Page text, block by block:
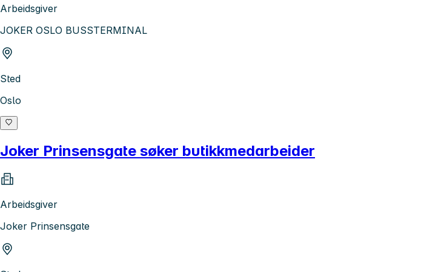
Arbeidsgiver
JOKER OSLO BUSSTERMINAL
Sted
Oslo
Joker Prinsensgate søker butikkmedarbeider
Arbeidsgiver
Joker Prinsensgate